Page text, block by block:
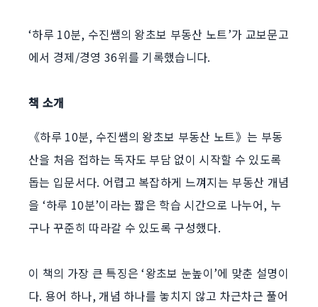
‘하루 10분, 수진쌤의 왕초보 부동산 노트’가 교보문고
에서 경제/경영 36위를 기록했습니다.
책 소개
《하루 10분, 수진쌤의 왕초보 부동산 노트》는 부동
산을 처음 접하는 독자도 부담 없이 시작할 수 있도록
돕는 입문서다. 어렵고 복잡하게 느껴지는 부동산 개념
을 ‘하루 10분’이라는 짧은 학습 시간으로 나누어, 누
구나 꾸준히 따라갈 수 있도록 구성했다.
이 책의 가장 큰 특징은 ‘왕초보 눈높이’에 맞춘 설명이
다. 용어 하나, 개념 하나를 놓치지 않고 차근차근 풀어